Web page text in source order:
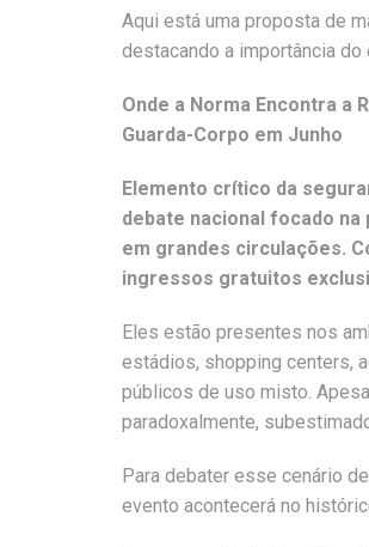
Aqui está uma proposta de
destacando a importância
Onde a Norma Encontra a
Guarda-Corpo em Junho
Elemento crítico da
debate nacional focado
em grandes circulações.
ingressos gratuitos
Eles estão presentes nos
estádios, shopping centers,
públicos de uso misto.
paradoxalmente,
Para debater esse cenário
evento acontecerá no